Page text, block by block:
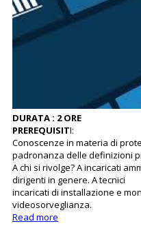
DURATA : 2 ORE
PREREQUISITI:
Conoscenze in materia di
padronanza delle definizioni
A chi si rivolge? A incaricati
dirigenti in genere. A tecnici
incaricati di installazione e
videosorveglianza.
Read more